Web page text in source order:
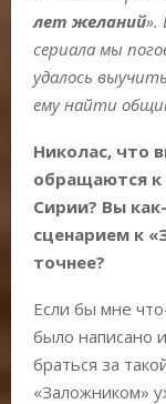
лет желаний».
сериала мы
удалось
ему найти
Николас, что
обращаются к
Сирии? Вы
сценарием к
точнее?
Если бы мне
было написано
браться за
«Заложником»